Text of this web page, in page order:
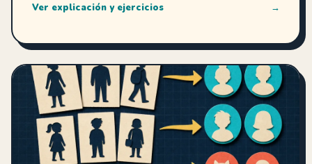
Ver explicación y ejercicios →